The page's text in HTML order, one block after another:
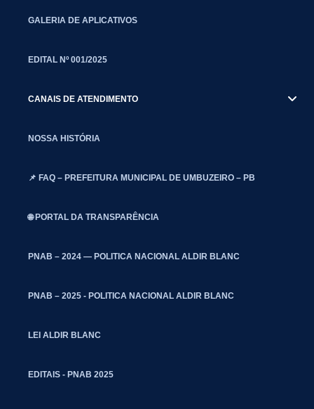
GALERIA DE APLICATIVOS
EDITAL Nº 001/2025
CANAIS DE ATENDIMENTO
NOSSA HISTÓRIA
📌 FAQ – PREFEITURA MUNICIPAL DE UMBUZEIRO – PB
🌐 PORTAL DA TRANSPARÊNCIA
PNAB – 2024 — POLITICA NACIONAL ALDIR BLANC
PNAB – 2025 - POLITICA NACIONAL ALDIR BLANC
LEI ALDIR BLANC
EDITAIS - PNAB 2025